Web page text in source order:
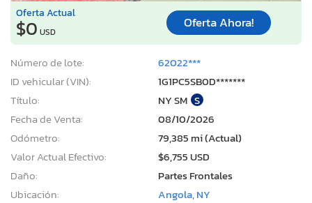
Oferta Actual
$0 USD
Oferta Ahora!
Número de lote:
62022***
ID vehicular (VIN):
1G1PC5SB0D*******
Título:
NY SM S
Fecha de Venta:
08/10/2026
Odómetro:
79,385 mi (Actual)
Valor Actual Efectivo:
$6,755 USD
Daño:
Partes Frontales
Ubicación:
Angola, NY